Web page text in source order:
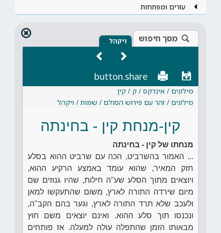
עזרים ומפתחות
מסך חיפוש ויקהל ×
button.share
מילונים / אינדקס / ק / קין
מילונים / זהר עם פירוש הסולם / שמות / ויקהל
קין-מנחת קין - בחינתה
מנחתו של קין - בחינתה
... האמור בהשרביט, הכה עם שרביט ההוא בסלע
חזק המאיר, שהוא עומד באמצע הרקיע ההוא,
ויוצאים מתוך הסלע שע"ה חילות, שהיו גנוזים שם
מיום שירדה התורה לארץ, משום שהתעקשו למאן
ולעכב שלא תרד התורה לארץ, וגער בהם הקב"ה,
ונכנסו תוך סלע ההוא. ואינם יוצאים משם חוץ
מבאותו הזמן שהתפלה עולה למעלה. אז פותחים